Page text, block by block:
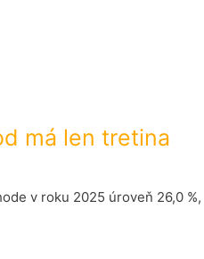
má len tretina
v roku 2025 úroveň 26,0 %,